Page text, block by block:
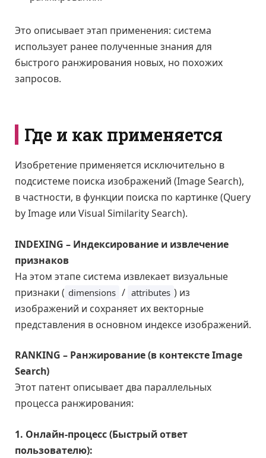
Это описывает этап применения: система
использует ранее полученные знания для
быстрого ранжирования новых, но похожих
запросов.
Где и как применяется
Изобретение применяется исключительно в
подсистеме поиска изображений (Image Search),
в частности, в функции поиска по картинке (Query
by Image или Visual Similarity Search).
INDEXING – Индексирование и извлечение
признаков
На этом этапе система извлекает визуальные
признаки ( dimensions / attributes ) из
изображений и сохраняет их векторные
представления в основном индексе изображений.
RANKING – Ранжирование (в контексте Image
Search)
Этот патент описывает два параллельных
процесса ранжирования:
1. Онлайн-процесс (Быстрый ответ
пользователю):